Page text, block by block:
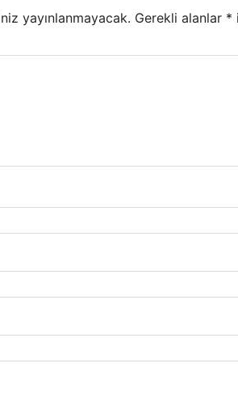
yayınlanmayacak. Gerekli alanlar *